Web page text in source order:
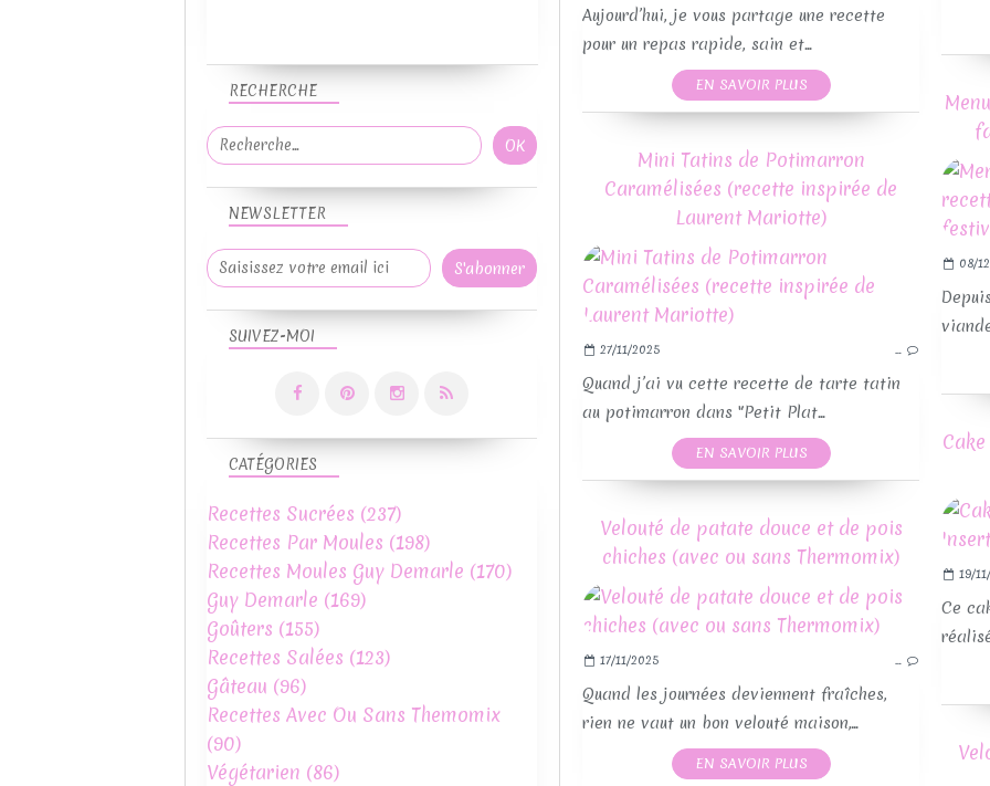
Aujourd’hui, je vous partage une recette
pour un repas rapide, sain et...
EN SAVOIR PLUS
08/
Mini Tatins de Potimarron
Caramélisées (recette inspirée de
Laurent Mariotte)
27/11/2025 …
Quand j’ai vu cette recette de tarte tatin
au potimarron dans "Petit Plat...
EN SAVOIR PLUS
19/
Ce
Velouté de patate douce et de pois
chiches (avec ou sans Thermomix)
17/11/2025 …
Quand les journées deviennent fraîches,
rien ne vaut un bon velouté maison,...
EN SAVOIR PLUS
NEWSLETTER
SUIVEZ-MOI
RECHERCHE
CATÉGORIES
Recettes Sucrées (237)
Recettes Par Moules (198)
Recettes Moules Guy Demarle (170)
Guy Demarle (169)
Goûters (155)
Recettes Salées (123)
Gâteau (96)
Recettes Avec Ou Sans Themomix
(90)
Végétarien (86)